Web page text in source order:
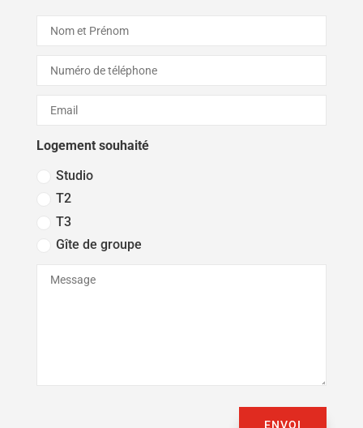
Logement souhaité
Studio
T2
T3
Gîte de groupe
ENVOI